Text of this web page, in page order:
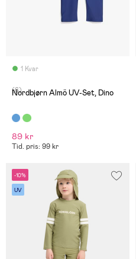
1 Kvar
(6)
Nordbjørn Almö UV-Set, Dino
89 kr
Tid. pris: 99 kr
-10%
UV